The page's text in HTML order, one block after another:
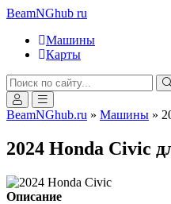
BeamNGhub ru
Машины
Карты
BeamNGhub.ru » Машины »
2024 Honda Civic
Описание